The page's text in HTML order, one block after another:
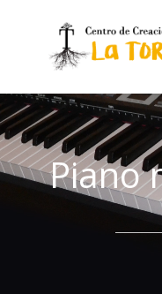
Piano